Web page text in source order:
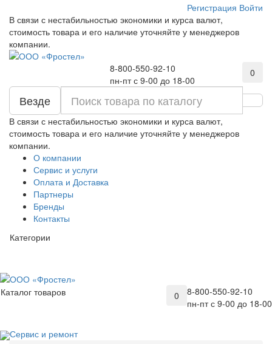
Регистрация Войти
В связи с нестабильностью экономики и курса валют,
стоимость товара и его наличие уточняйте у менеджеров
компании.
8-800-550-92-10
пн-пт с 9-00 до 18-00
0
Везде
В связи с нестабильностью экономики и курса валют,
стоимость товара и его наличие уточняйте у менеджеров
компании.
О компании
Сервис и услуги
Оплата и Доставка
Партнеры
Бренды
Контакты
Категории
8-800-550-92-10
пн-пт с 9-00 до 18-00
0
Каталог товаров
Сервис и ремонт